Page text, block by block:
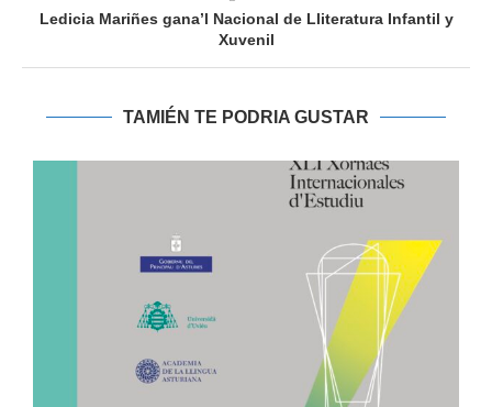
Ledicia Mariñes gana’l Nacional de Lliteratura Infantil y
Xuvenil
TAMIÉN TE PODRIA GUSTAR